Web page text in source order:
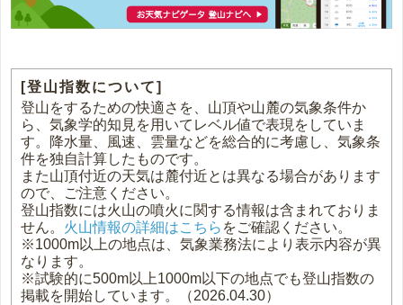
[登山指数について]
登山をするための快適さを、山頂や山麓の気象条件か
ら、気象学的知見を用いてレベル値で表現をしていま
す。降水量、風速、雲量などを総合的に考慮し、気象条
件を独自計算したものです。
また山頂付近の天気は麓付近とは異なる場合があります
ので、ご注意ください。
登山指数には火山の噴火に関する情報は含まれておりま
せん。 火山情報の詳細はこちら をご確認ください。
※1000m以上の地点は、気象業務法により表示内容が異
なります。
※試験的に500m以上1000m以下の地点でも登山指数の
掲載を開始しています。（2026.04.30）